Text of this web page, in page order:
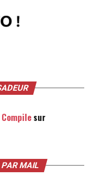
sur
PAR MAIL